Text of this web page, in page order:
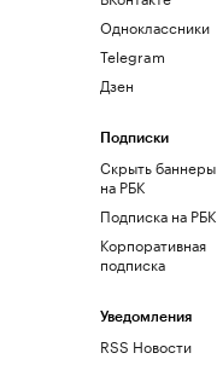
Одноклассники
Telegram
Дзен
Подписки
Скрыть баннеры
на РБК
Подписка на РБК
Корпоративная
подписка
Уведомления
RSS Новости